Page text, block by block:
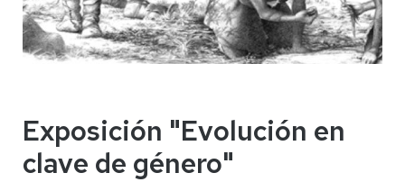
Exposición "Evolución en
clave de género"